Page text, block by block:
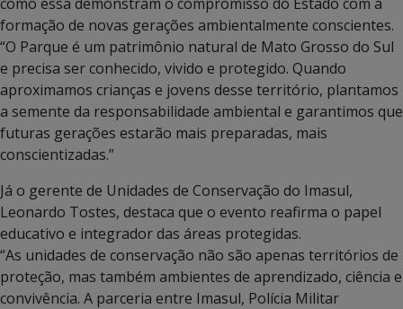
formação de novas gerações ambientalmente conscientes.
“O Parque é um patrimônio natural de Mato Grosso do Sul
e precisa ser conhecido, vivido e protegido. Quando
aproximamos crianças e jovens desse território, plantamos
a semente da responsabilidade ambiental e garantimos que
futuras gerações estarão mais preparadas, mais
conscientizadas.”
Já o gerente de Unidades de Conservação do Imasul,
Leonardo Tostes, destaca que o evento reafirma o papel
educativo e integrador das áreas protegidas.
“As unidades de conservação não são apenas territórios de
proteção, mas também ambientes de aprendizado, ciência e
convivência. A parceria entre Imasul, Polícia Militar